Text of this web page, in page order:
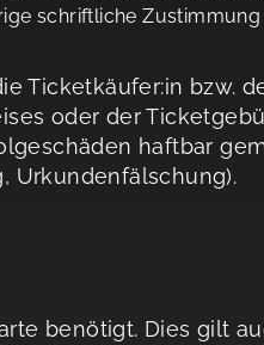
schriftliche
Ticketkäufer:in bzw.
oder der
haftbar
Urkundenfälschung).
benötigt. Dies gilt